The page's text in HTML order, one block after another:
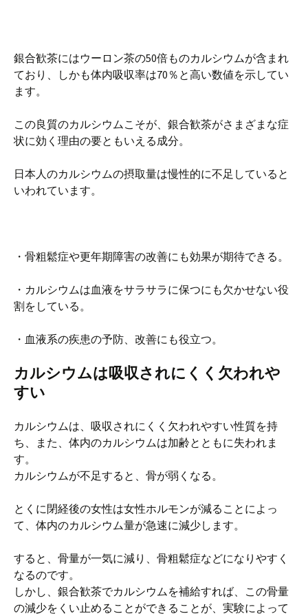
銀合歓茶にはウーロン茶の50倍ものカルシウムが含まれ
ており、しかも体内吸収率は70％と高い数値を示してい
ます。
この良質のカルシウムこそが、銀合歓茶がさまざまな症
状に効く理由の要ともいえる成分。
日本人のカルシウムの摂取量は慢性的に不足していると
いわれています。
・骨粗鬆症や更年期障害の改善にも効果が期待できる。
・カルシウムは血液をサラサラに保つにも欠かせない役
割をしている。
・血液系の疾患の予防、改善にも役立つ。
カルシウムは吸収されにくく欠われや
すい
カルシウムは、吸収されにくく欠われやすい性質を持
ち、また、体内のカルシウムは加齢とともに失われま
す。
カルシウムが不足すると、骨が弱くなる。
とくに閉経後の女性は女性ホルモンが減ることによっ
て、体内のカルシウム量が急速に減少します。
すると、骨量が一気に減り、骨粗鬆症などになりやすく
なるのです。
しかし、銀合歓茶でカルシウムを補給すれば、この骨量
の減少をくい止めることができることが、実験によって